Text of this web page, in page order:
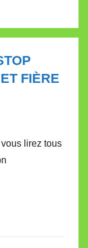
FIÈRE
lirez tous